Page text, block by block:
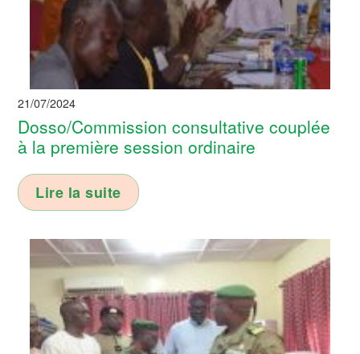
21/07/2024
Dosso/Commission consultative couplée
à la première session ordinaire
Lire la suite